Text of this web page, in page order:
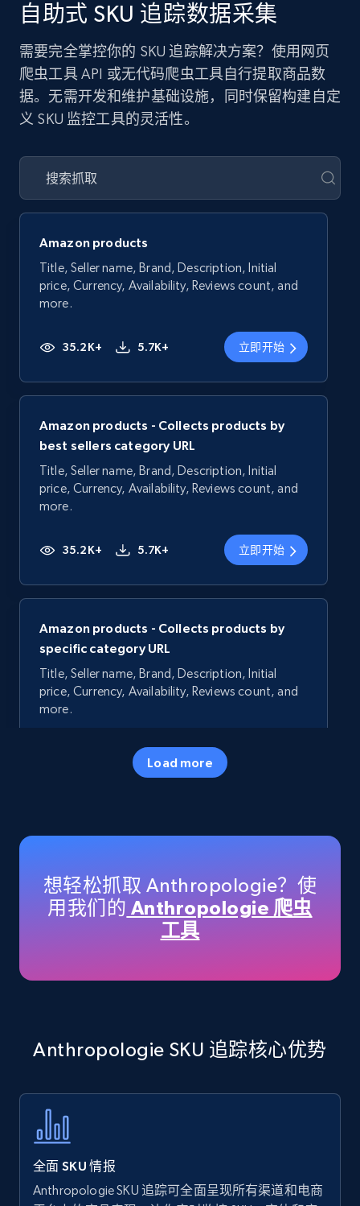
自助式 SKU 追踪数据采集
需要完全掌控你的 SKU 追踪解决方案？使用网页
爬虫工具 API 或无代码爬虫工具自行提取商品数
据。无需开发和维护基础设施，同时保留构建自定
义 SKU 监控工具的灵活性。
Amazon products
Title, Seller name, Brand, Description, Initial
price, Currency, Availability, Reviews count, and
more.
35.2K+ 5.7K+ 立即开始
Amazon products - Collects products by
best sellers category URL
Title, Seller name, Brand, Description, Initial
price, Currency, Availability, Reviews count, and
more.
35.2K+ 5.7K+ 立即开始
Amazon products - Collects products by
specific category URL
Title, Seller name, Brand, Description, Initial
price, Currency, Availability, Reviews count, and
more.
5.7K+
Title, Seller name, Brand, Description, Initial
price, Currency, Availability, Reviews count, and
more.
upc numbers
price, Currency, Availability, Reviews count, and
more.
35.2K+
Load more
想轻松抓取 Anthropologie？使
用我们的 Anthropologie 爬虫
工具
Anthropologie SKU 追踪核心优势
全面 SKU 情报
Anthropologie SKU 追踪可全面呈现所有渠道和电商